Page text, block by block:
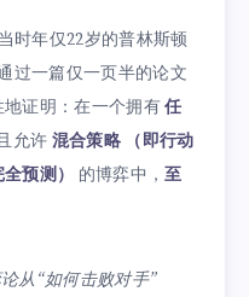
时年仅22岁的普林斯顿
过一篇仅一页半的论文
地证明：在一个拥有任
允许 混合策略
（即行动
预测）
的博弈中，至
从“如何击败对手”